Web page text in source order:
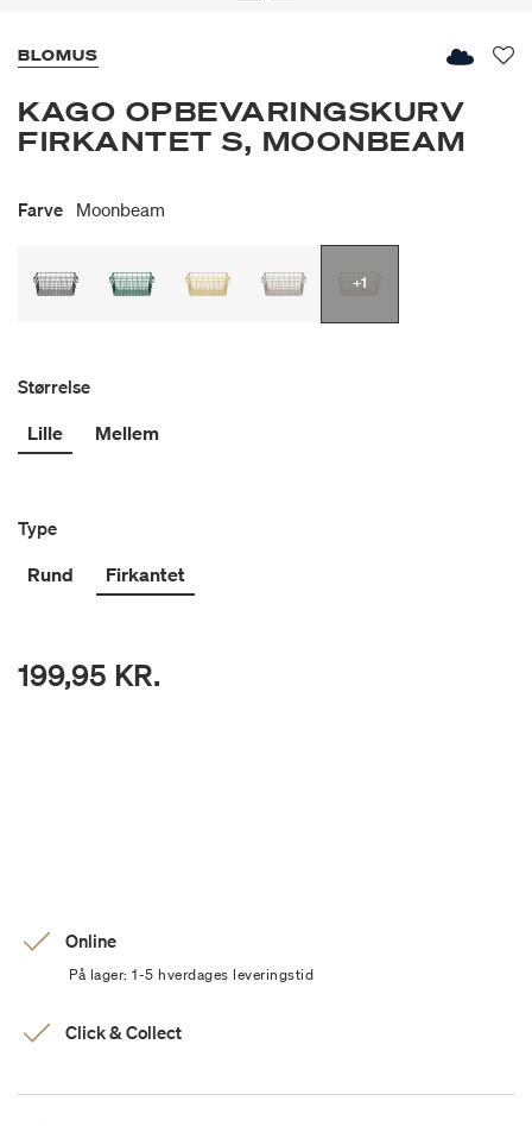
BLOMUS
KAGO OPBEVARINGSKURV
FIRKANTET S, MOONBEAM
Farve Moonbeam
+1
Størrelse
Lille
Mellem
Type
Rund
Firkantet
199,95 KR.
Online
På lager: 1-5 hverdages leveringstid
Click & Collect